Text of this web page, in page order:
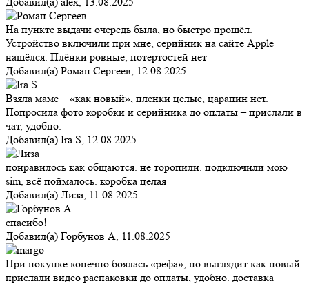
На пункте выдачи очередь была, но быстро прошёл.
Устройство включили при мне, серийник на сайте Apple
нашёлся. Плёнки ровные, потертостей нет
Добавил(а) Роман Сергеев, 12.08.2025
Взяла маме – «как новый», плёнки целые, царапин нет.
Попросила фото коробки и серийника до оплаты – прислали в
чат, удобно.
Добавил(а) Ira S, 12.08.2025
понравилось как общаются. не торопили. подключили мою
sim, всё поймалось. коробка целая
Добавил(а) Лиза, 11.08.2025
спасибо!
Добавил(а) Горбунов А, 11.08.2025
При покупке конечно боялась «рефа», но выглядит как новый.
прислали видео распаковки до оплаты, удобно. доставка